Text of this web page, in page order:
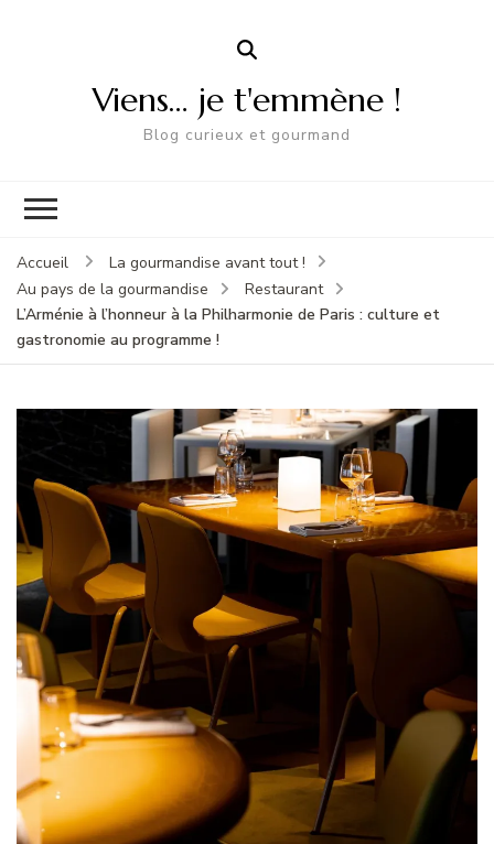
Viens… je t'emmène !
Blog curieux et gourmand
Accueil
La gourmandise avant tout !
Au pays de la gourmandise
Restaurant
L’Arménie à l’honneur à la Philharmonie de Paris : culture et
gastronomie au programme !